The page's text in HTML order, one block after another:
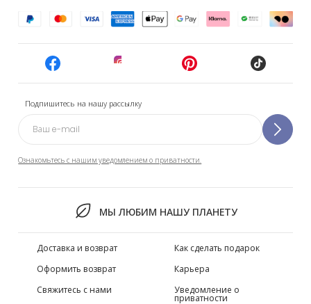
Подпишитесь на нашу рассылку
Ознакомьтесь с нашим уведомлением о приватности.
МЫ ЛЮБИМ НАШУ ПЛАНЕТУ
Доставка и возврат
Оформить возврат
Свяжитесь с нами
Как сделать подарок
Карьера
Уведомление о
приватности